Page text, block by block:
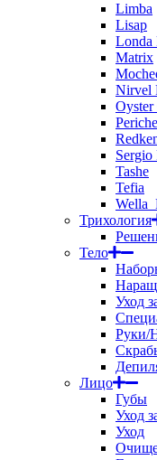
Limba
Lisap
Londa
Matrix
Nirvel
Oyster
Sergio
Tashe
Tefia
Трихология
Тело
Уход
Руки/
Лицо
Губы
Уход
Уход